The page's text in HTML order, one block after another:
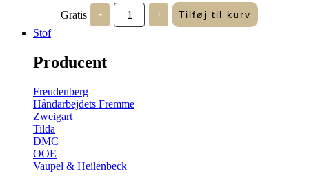
Gratis -
Verdens
broderidag
2026
+ Tilføj til kurv
Stof
Producent
Freudenberg
Håndarbejdets Fremme
Zweigart
Tilda
DMC
OOE
Vaupel & Heilenbeck